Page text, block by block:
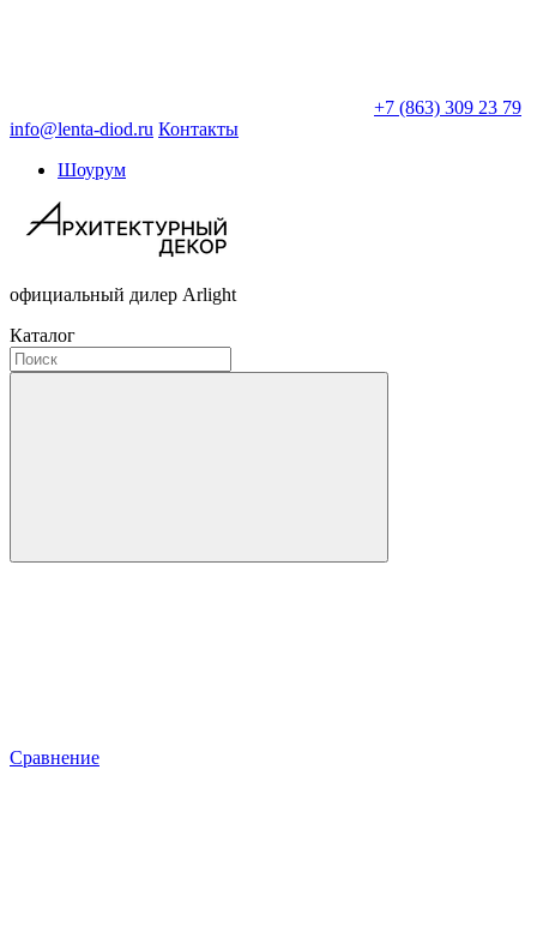
+7 (863) 309 23 79
info@lenta-diod.ru Контакты
Шоурум
официальный дилер Arlight
Каталог
Сравнение